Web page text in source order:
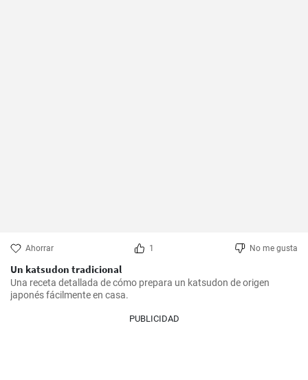
Ahorrar 1 No me gusta
Un katsudon tradicional
Una receta detallada de cómo prepara un katsudon de origen
japonés fácilmente en casa.
PUBLICIDAD